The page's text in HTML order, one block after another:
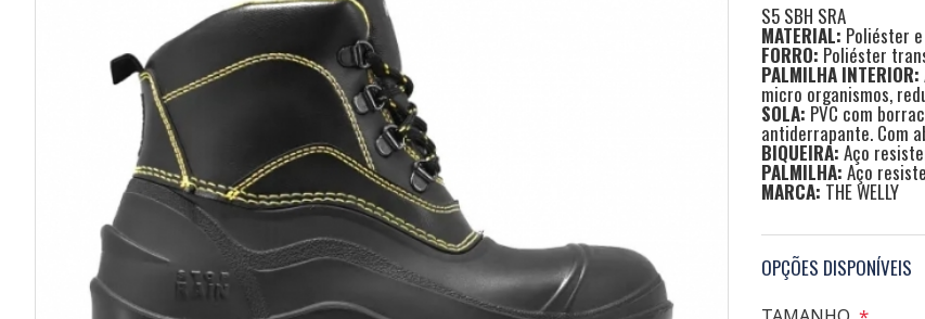
S5 SBH SRA
MATERIAL: Poliéster
FORRO: Poliéster
PALMILHA INTERIOR:
micro organismos,
SOLA: PVC com
antiderrapante. Com
BIQUEIRA: Aço
PALMILHA: Aço
MARCA: THE WELLY
OPÇÕES DISPONÍVEIS